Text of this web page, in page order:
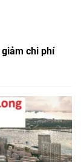
giảm chi phí